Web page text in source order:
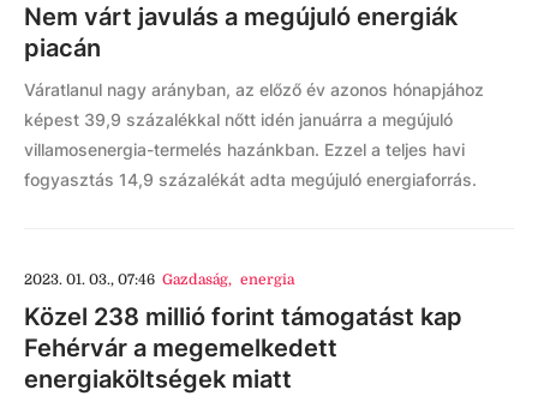
Nem várt javulás a megújuló energiák
piacán
Váratlanul nagy arányban, az előző év azonos hónapjához
képest 39,9 százalékkal nőtt idén januárra a megújuló
villamosenergia-termelés hazánkban. Ezzel a teljes havi
fogyasztás 14,9 százalékát adta megújuló energiaforrás.
2023. 01. 03., 07:46 Gazdaság, energia
Közel 238 millió forint támogatást kap
Fehérvár a megemelkedett
energiaköltségek miatt